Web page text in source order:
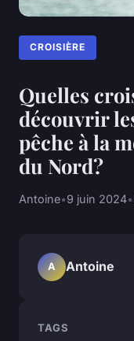
CROISIÈRE
Quelles
découvrir
pêche à la
du Nord?
Antoine•9 juin 2024•
A Antoine
TAGS